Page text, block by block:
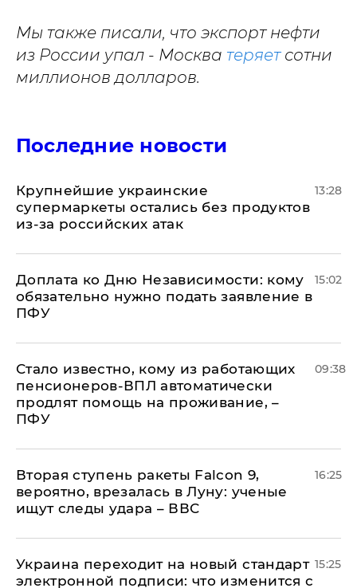
Мы также писали, что экспорт нефти
из России упал - Москва теряет сотни
миллионов долларов.
Последние новости
Крупнейшие украинские
супермаркеты остались без продуктов
из-за российских атак
13:28
Доплата ко Дню Независимости: кому
обязательно нужно подать заявление в
ПФУ
15:02
Стало известно, кому из работающих
пенсионеров-ВПЛ автоматически
продлят помощь на проживание, –
ПФУ
09:38
Вторая ступень ракеты Falcon 9,
вероятно, врезалась в Луну: ученые
ищут следы удара – ВВС
16:25
Украина переходит на новый стандарт
электронной подписи: что изменится с
15:25